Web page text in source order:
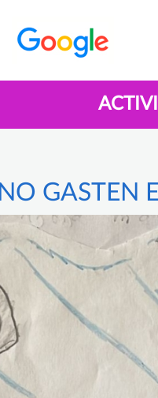
NO GASTEN